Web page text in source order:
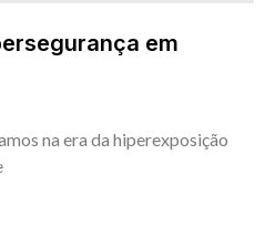
em
na era da hiperexposição